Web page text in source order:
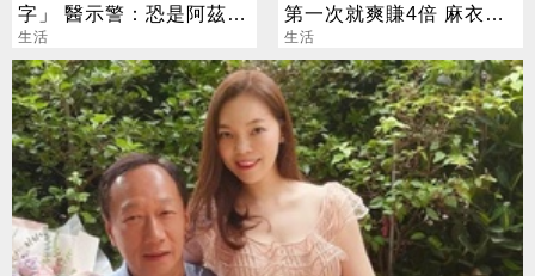
字」 醫示警：恐是阿茲海
默警訊
生活
第一次就爽賺4倍 麻衣：
感謝指導
生活